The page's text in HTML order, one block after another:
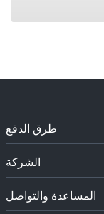
طرق الدفع
الشركة
المساعدة والتواصل